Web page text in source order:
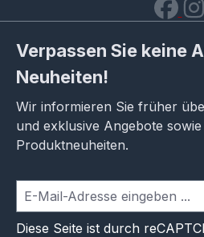
Verpassen Sie keine
Neuheiten!
Wir informieren Sie früher
und exklusive Angebote
Produktneuheiten.
Diese Seite ist durch